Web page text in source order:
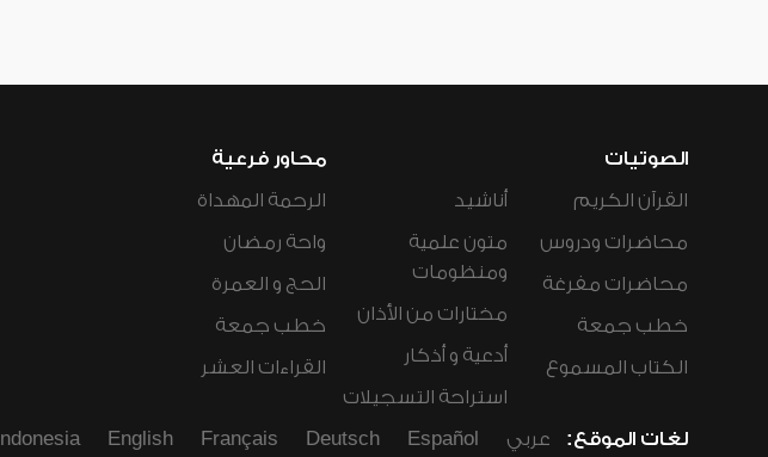
الصوتيات
القرآن الكريم
محاضرات ودروس
محاضرات مفرغة
خطب جمعة
الكتاب المسموع
أناشيد
متون علمية
ومنظومات
مختارات من الأذان
أدعية و أذكار
استراحة التسجيلات
محاور فرعية
الرحمة المهداة
واحة رمضان
الحج و العمرة
خطب جمعة
القراءات العشر
لغات الموقع: عربي Español
Deutsch
Français
English
Indonesia